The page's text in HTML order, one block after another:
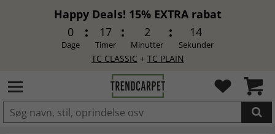
Happy Deals! 15% EXTRA rabat
0
Dage
17
Timer
2
Minutter
14
Sekunder
TC CLASSIC + TC PLAIN